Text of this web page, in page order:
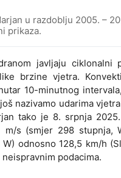
u razdoblju 2005. –
prikaza.
javljaju ciklonalni
brzine vjetra.
10-minutnog
nazivamo udarima
tako je 8. srpnja
m/s (smjer 298 stupnja,
odnosno 128,5 km/h
podacima.